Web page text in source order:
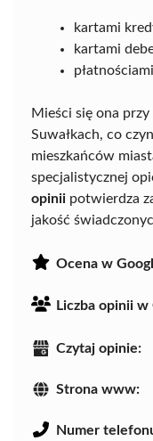
kartami
kartami
Mieści się ona
Suwałkach, co
mieszkańców
specjalistycznej
opinii potwierdza
jakość
Ocena w
Liczba opinii w
Czytaj opinie:
Strona www:
Numer